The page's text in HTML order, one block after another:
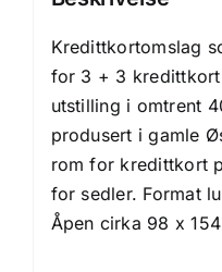
Kredittkortomslag
for 3 + 3
utstilling i omtrent
produsert i gamle
rom for kredittkort
for sedler. Format
Åpen cirka 98 x